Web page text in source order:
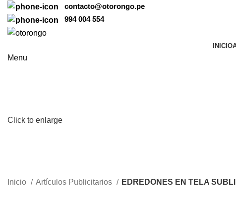
contacto@otorongo.pe
994 004 554
INICIO
Menu
Click to enlarge
Inicio Artículos Publicitarios
EDREDONES EN TELA